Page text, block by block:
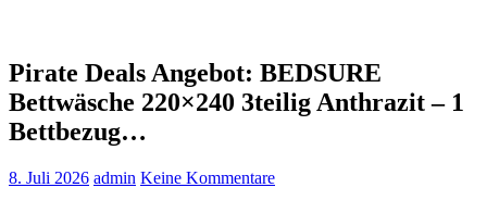
Pirate Deals Angebot: BEDSURE
Bettwäsche 220×240 3teilig Anthrazit – 1
Bettbezug…
8. Juli 2026 admin Keine Kommentare